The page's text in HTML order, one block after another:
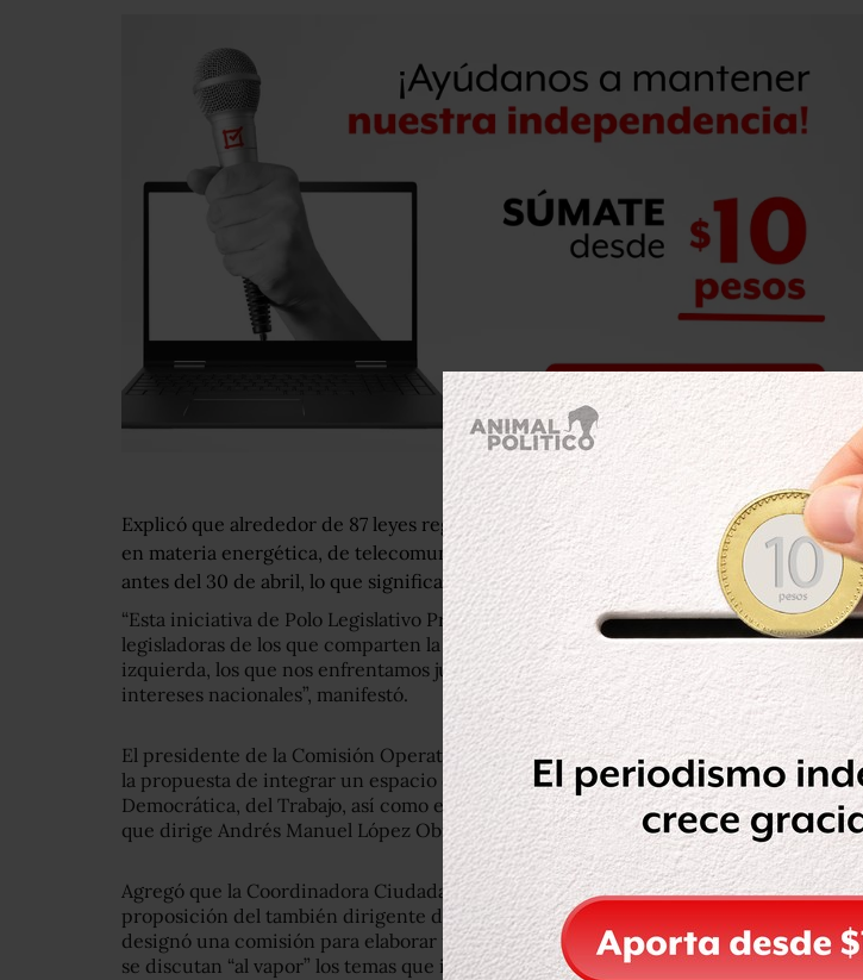
Explicó que alrededor de 87 leyes reglamentarias de las reformas constitucionales
en materia energética, de telecomunicaciones y político-electoral deben aprobarse
antes del 30 de abril, lo que significaría aprobar 1.6 leyes cada día.
“Esta iniciativa de Polo Legislativo Progresista convoca a todos y todas las
legisladoras de los que comparten la socialdemocracia, los que comparten la
izquierda, los que nos enfrentamos juntos a esta embestida legislativa contraria a los
intereses nacionales”, manifestó.
El presidente de la Comisión Operativa Nacional de MC, Dante Delgado, señaló que
la propuesta de integrar un espacio de encuentro con los partidos de la Revolución
Democrática, del Trabajo, así como el Movimiento Regeneración Nacional (Morena),
que dirige Andrés Manuel López Obrador, la inició Marcelo Ebrard.
Agregó que la Coordinadora Ciudadana Nacional de su partido atendió la
proposición del también dirigente de la Asociación Civil Movimiento Progresista, y
designó una comisión para elaborar una agenda común, ya que es inadmisible que
se discutan “al vapor” los temas que interesan al país.